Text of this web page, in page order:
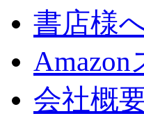
書店様
Amazon
会社概